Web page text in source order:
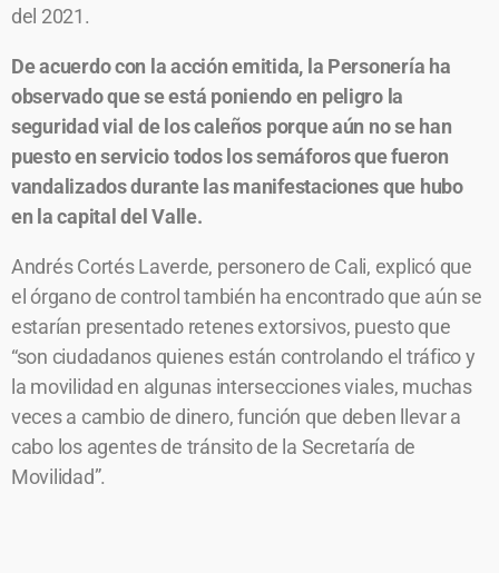
del 2021.
De acuerdo con la acción emitida, la Personería ha
observado que se está poniendo en peligro la
seguridad vial de los caleños porque aún no se han
puesto en servicio todos los semáforos que fueron
vandalizados durante las manifestaciones que hubo
en la capital del Valle.
Andrés Cortés Laverde, personero de Cali, explicó que
el órgano de control también ha encontrado que aún se
estarían presentado retenes extorsivos, puesto que
“son ciudadanos quienes están controlando el tráfico y
la movilidad en algunas intersecciones viales, muchas
veces a cambio de dinero, función que deben llevar a
cabo los agentes de tránsito de la Secretaría de
Movilidad”.